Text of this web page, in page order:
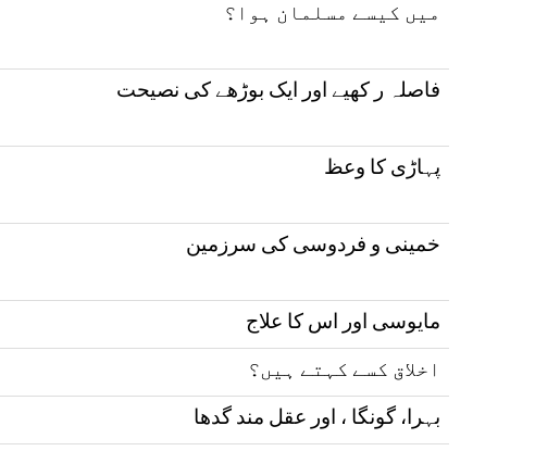
میں کیسے مسلمان ہوا؟
فاصلہ ر کھیے اور ایک بوڑھے کی نصیحت
پہاڑی کا وعظ
خمینی و فردوسی کی سرزمین
مایوسی اور اس کا علاج
اخلاق کسے کہتے ہیں؟
بہرا، گونگا ، اور عقل مند گدھا